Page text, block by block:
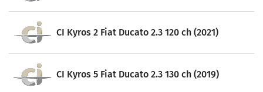
CI Kyros 2 Fiat Ducato 2.3 120 ch (2021)
CI Kyros 5 Fiat Ducato 2.3 130 ch (2019)